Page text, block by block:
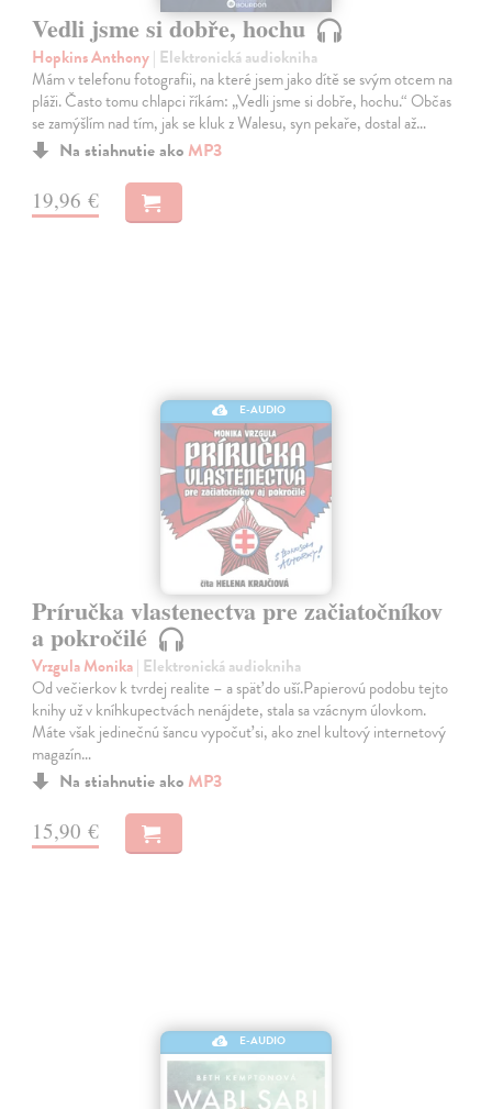
Vedli jsme si dobře, hochu
Hopkins Anthony| Elektronická audiokniha
Mám v telefonu fotografii, na které jsem jako dítě se svým otcem na
pláži. Často tomu chlapci říkám: „Vedli jsme si dobře, hochu.“ Občas
se zamýšlím nad tím, jak se kluk z Walesu, syn pekaře, dostal až…
Na stiahnutie ako MP3
19,96 €
E-AUDIO
Príručka vlastenectva pre začiatočníkov
a pokročilé
Vrzgula Monika| Elektronická audiokniha
Od večierkov k tvrdej realite – a späť do uší.Papierovú podobu tejto
knihy už v kníhkupectvách nenájdete, stala sa vzácnym úlovkom.
Máte však jedinečnú šancu vypočuť si, ako znel kultový internetový
magazín…
Na stiahnutie ako MP3
15,90 €
E-AUDIO